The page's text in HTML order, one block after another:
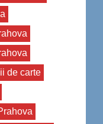
de carte